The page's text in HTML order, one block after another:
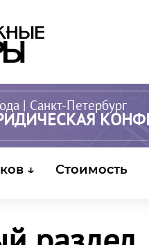
| Санкт-Петербург
↓ Стоимость